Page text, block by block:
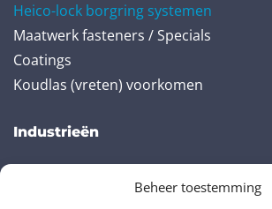
Beheer toestemming
Heico-lock borgring systemen
Maatwerk fasteners / Specials
Coatings
Koudlas (vreten) voorkomen
Industrieën
Renewable Energy & Offshore
Original Equipment Manufacturer (OEM)